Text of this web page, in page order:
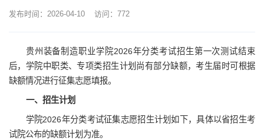
发布时间：2026-04-10 访问： 772
贵州装备制造职业学院2026年分类考试招生第一次测试结束
后，学院中职类、专项类招生计划尚有部分缺额，考生届时可根据
缺额情况进行征集志愿填报。
一、招生计划
学院2026年分类考试征集志愿招生计划如下，具体以省招生考
试院公布的缺额计划为准。